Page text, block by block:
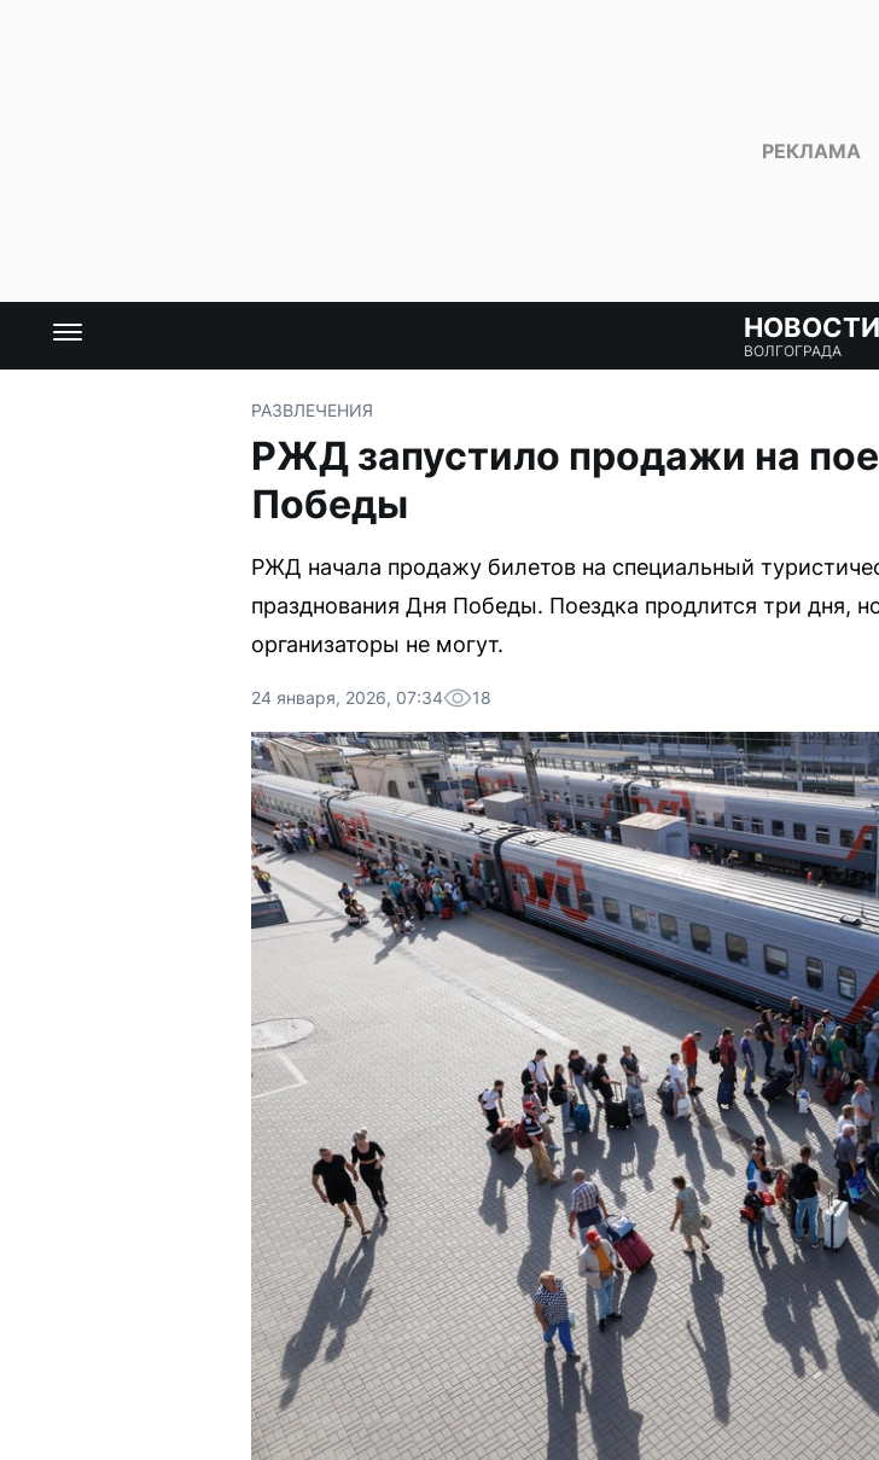
НОВОСТИ
ВОЛГОГРАДА
РАЗВЛЕЧЕНИЯ
РЖД запустило продажи на
Победы
РЖД начала продажу билетов на специальный
празднования Дня Победы. Поездка продлится три дня,
организаторы не могут.
24 января, 2026, 07:34 18